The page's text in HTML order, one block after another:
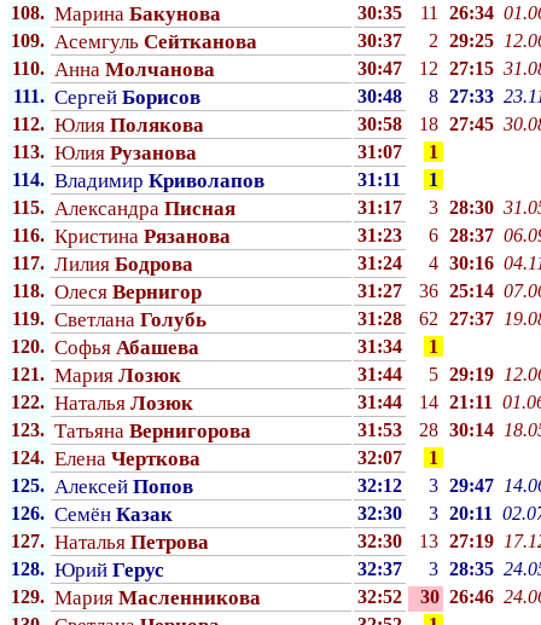
108. Марина Бакунова 30:35 11 26:34
109. Асемгуль Сейтканова 30:37 2 29:25
110. Анна Молчанова 30:47 12 27:15
111. Сергей Борисов 30:48 8 27:33
112. Юлия Полякова 30:58 18 27:45
113. Юлия Рузанова 31:07
1
114. Владимир Криволапов 31:11
1
115. Александра Писная 31:17 3 28:30
116. Кристина Рязанова 31:23 6 28:37
117. Лилия Бодрова 31:24 4 30:16
118. Олеся Вернигор 31:27 36 25:14
119. Светлана Голубь 31:28 62 27:37
120. Софья Абашева 31:34
1
121. Мария Лозюк 31:44 5 29:19
122. Наталья Лозюк 31:44 14 21:11
123. Татьяна Вернигорова 31:53 28 30:14
124. Елена Черткова 32:07
1
125. Алексей Попов 32:12 3 29:47
126. Семён Казак 32:30 3 20:11
127. Наталья Петрова 32:30 13 27:19
128. Юрий Герус 32:37 3 28:35
129. Мария Масленникова 32:52 30 26:46